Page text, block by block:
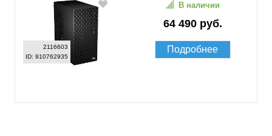
2116603
ID: 910762935
64 490 руб.
В наличии
Подробнее